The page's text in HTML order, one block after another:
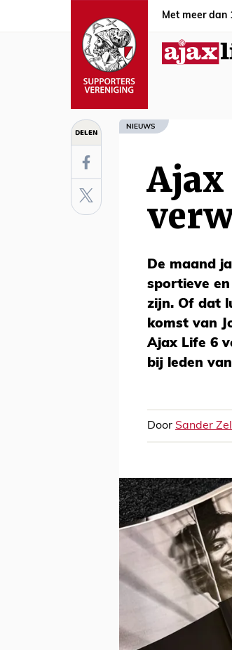
Met meer dan
DELEN NIEUWS
De maand
sportieve
zijn. Of dat
komst van
Ajax Life 6
bij leden
Door Sander